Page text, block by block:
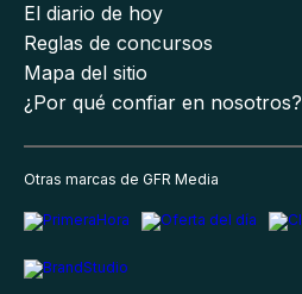
El diario de hoy
Reglas de concursos
Mapa del sitio
¿Por qué confiar en nosotros?
Otras marcas de GFR Media